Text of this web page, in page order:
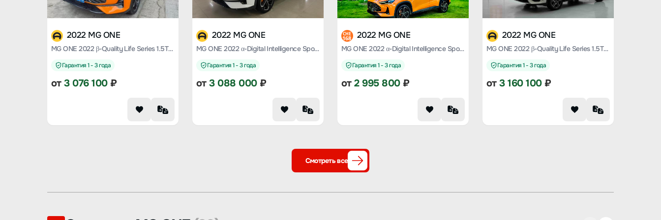
2022 MG ONE
MG ONE 2022 β-Quality Life Series 1.5T large meets Version 1078
Гарантия 1 - 3 года
от3 076 100₽
2022 MG ONE
MG ONE 2022 α-Digital Intelligence Sports Series 1.5T Standard Edition
Гарантия 1 - 3 года
от3 088 000₽
CHE
168 2022 MG ONE
MG ONE 2022 α-Digital Intelligence Sports Series 1.5T Standard Edition
Гарантия 1 - 3 года
от2 995 800₽
2022 MG ONE
MG ONE 2022 β-Quality Life Series 1.5T large meets Version 1078
Гарантия 1 - 3 года
от3 160 100₽
Смотреть все